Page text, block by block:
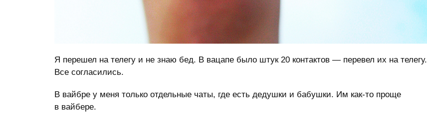
Я перешел на телегу и не знаю бед. В вацапе было штук 20 контактов — перевел их на телегу.
Все согласились.
В вайбре у меня только отдельные чаты, где есть дедушки и бабушки. Им как-то проще
в вайбере.